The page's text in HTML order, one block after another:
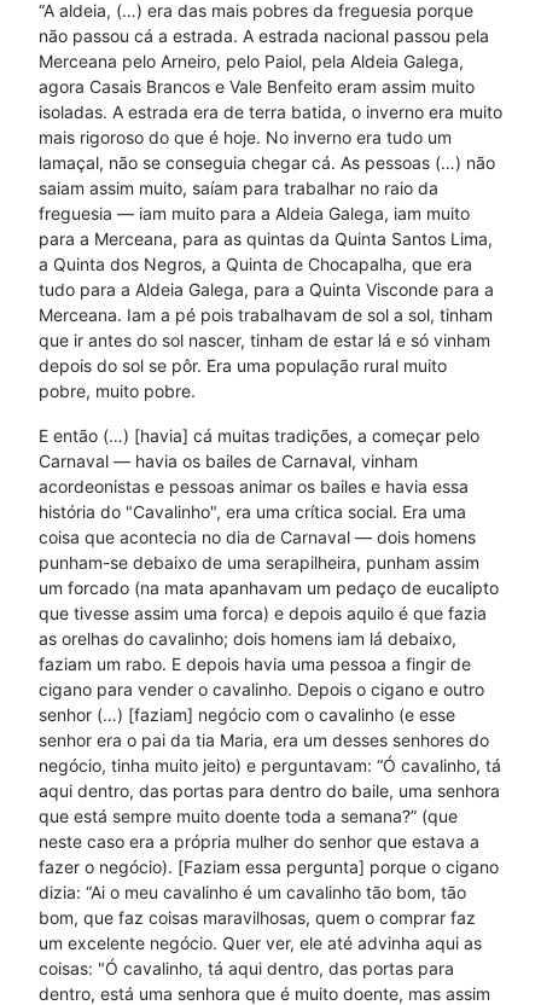
“A aldeia, (…) era das mais pobres da freguesia porque
não passou cá a estrada. A estrada nacional passou pela
Merceana pelo Arneiro, pelo Paiol, pela Aldeia Galega,
agora Casais Brancos e Vale Benfeito eram assim muito
isoladas. A estrada era de terra batida, o inverno era muito
mais rigoroso do que é hoje. No inverno era tudo um
lamaçal, não se conseguia chegar cá. As pessoas (…) não
saiam assim muito, saíam para trabalhar no raio da
freguesia — iam muito para a Aldeia Galega, iam muito
para a Merceana, para as quintas da Quinta Santos Lima,
a Quinta dos Negros, a Quinta de Chocapalha, que era
tudo para a Aldeia Galega, para a Quinta Visconde para a
Merceana. Iam a pé pois trabalhavam de sol a sol, tinham
que ir antes do sol nascer, tinham de estar lá e só vinham
depois do sol se pôr. Era uma população rural muito
pobre, muito pobre.
E então (…) [havia] cá muitas tradições, a começar pelo
Carnaval — havia os bailes de Carnaval, vinham
acordeonistas e pessoas animar os bailes e havia essa
história do "Cavalinho", era uma crítica social. Era uma
coisa que acontecia no dia de Carnaval — dois homens
punham-se debaixo de uma serapilheira, punham assim
um forcado (na mata apanhavam um pedaço de eucalipto
que tivesse assim uma forca) e depois aquilo é que fazia
as orelhas do cavalinho; dois homens iam lá debaixo,
faziam um rabo. E depois havia uma pessoa a fingir de
cigano para vender o cavalinho. Depois o cigano e outro
senhor (…) [faziam] negócio com o cavalinho (e esse
senhor era o pai da tia Maria, era um desses senhores do
negócio, tinha muito jeito) e perguntavam: “Ó cavalinho, tá
aqui dentro, das portas para dentro do baile, uma senhora
que está sempre muito doente toda a semana?” (que
neste caso era a própria mulher do senhor que estava a
fazer o negócio). [Faziam essa pergunta] porque o cigano
dizia: “Ai o meu cavalinho é um cavalinho tão bom, tão
bom, que faz coisas maravilhosas, quem o comprar faz
um excelente negócio. Quer ver, ele até advinha aqui as
coisas: "Ó cavalinho, tá aqui dentro, das portas para
dentro, está uma senhora que é muito doente, mas assim